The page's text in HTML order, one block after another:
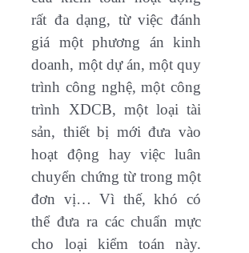
rất đa dạng, từ việc đánh
giá một phương án kinh
doanh, một dự án, một quy
trình công nghệ, một công
trình XDCB, một loại tài
sản, thiết bị mới đưa vào
hoạt động hay việc luân
chuyển chứng từ trong một
đơn vị… Vì thế, khó có
thể đưa ra các chuẩn mực
cho loại kiểm toán này.